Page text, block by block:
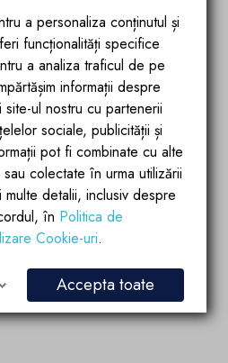
Aceasta caracteristica
partea stanga, cat si pe
de dus, oferind libertate
de cum este configurata baia
Azure se adapteaza perfect,
si functionalitate optima
imbunatateste functionalitatea
intr-o oaza de relaxare si lux,
alebrandului Ego Interiors
completezi baia cu aceasta
si practica, care nu doar ca
experienta ta zilnica de
a personaliza conținutul și
funcționalități specifice
a analiza traficul de pe
informații despre
ul nostru cu partenerii
sociale, publicității și
pot fi combinate cu alte
colectate în urma utilizării
detalii, inclusiv despre
în Politica de
Cookie-uri.
Accepta toate